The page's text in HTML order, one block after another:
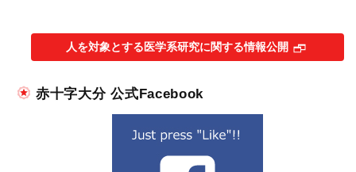
人を対象とする医学系研究に関する情報公開
赤十字大分 公式Facebook